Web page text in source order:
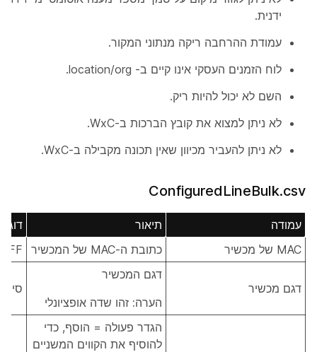
ידנית.
עמודת ההרחבה ריקה מנתוני המקור.
לוח הזמנים העסקי אינו קיים ב- location/org.
השם לא יכול להיות ריק.
לא ניתן למצוא את קובץ הברכות ב-WxC.
לא ניתן להעביר מכיוון שאין תכונה מקבילה ב-WxC.
ConfiguredLineBulk.csv
עמודה תיאור
MAC של מכשיר
כתובת ה-MAC של המכשיר
דגם מכשיר
דגם המכשיר
הערה: זהו שדה אופציונלי
סיסקו
הגדר פעולה = הוסף, כדי
להוסיף את הקווים המשניים